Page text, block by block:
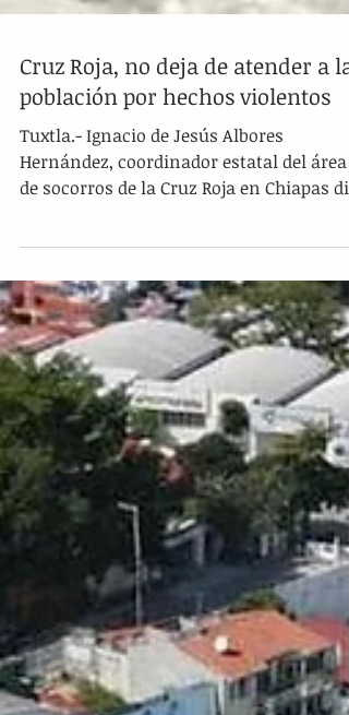
Cruz Roja, no deja de atender a la
población por hechos violentos
Tuxtla.- Ignacio de Jesús Albores
Hernández, coordinador estatal del área
de socorros de la Cruz Roja en Chiapas dio
a conocer que no...